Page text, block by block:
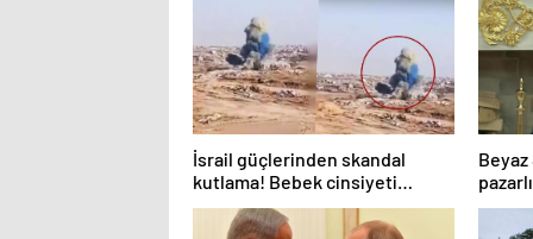
İsrail güçlerinden skandal
kutlama! Bebek cinsiyeti
partisinde Gazze’de bina
patlatıldı
Beyaz
olmalı